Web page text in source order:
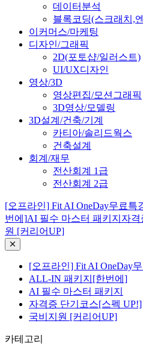
데이터분석
블록코딩(스크래치,
이커머스/마케팅
디자인/그래픽
2D(포토샵/일러스트)
UI/UX디자인
영상/3D
영상편집/모션그래픽
3D영상/모델링
3D설계/건축/기계
카티아/솔리드웍스
건축설계
회계/재무
전산회계 1급
전산회계 2급
[오프라인] Fit AI OneDay무료특
번에]AI 필수 마스터 패키지 자격
원 [커리어UP]
[오프라인] Fit AI OneDay
ALL-IN 패키지[한번에]
AI 필수 마스터 패키지
자격증 단기코스[스펙 UP!]
국비지원 [커리어UP]
카테고리